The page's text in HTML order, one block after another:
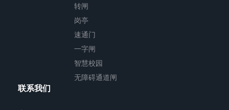
转闸
岗亭
速通门
一字闸
智慧校园
无障碍通道闸
联系我们